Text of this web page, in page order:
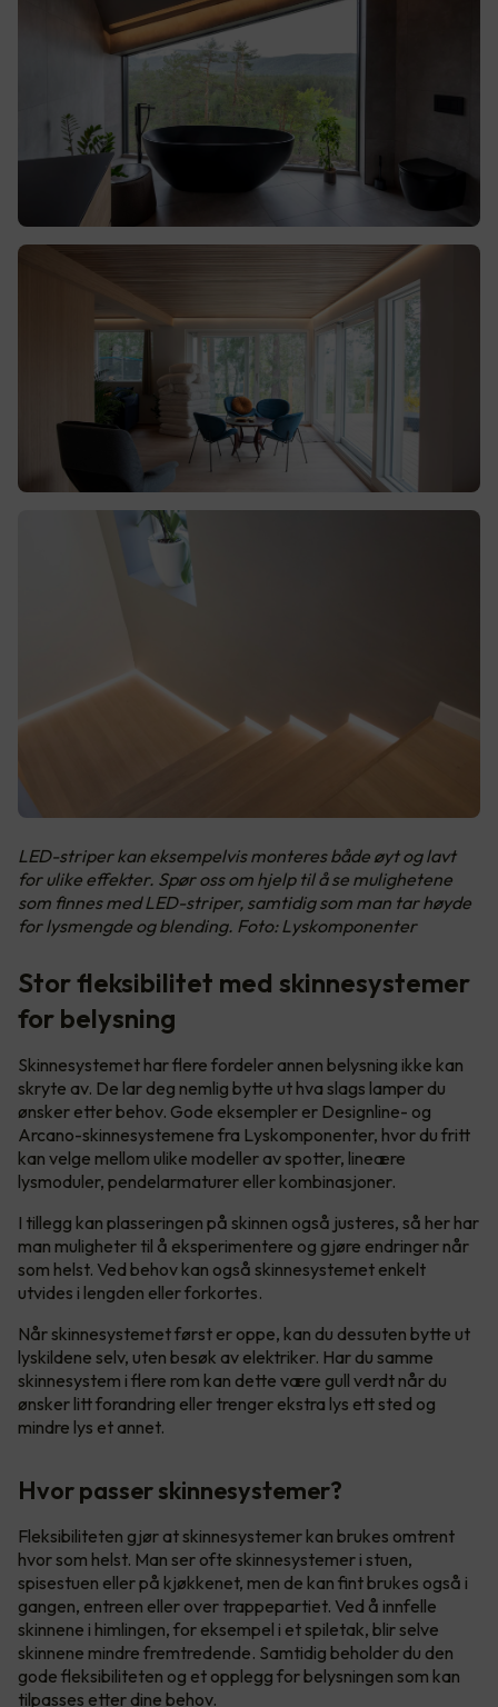
LED-striper kan eksempelvis monteres både øyt og lavt
for ulike effekter. Spør oss om hjelp til å se mulighetene
som finnes med LED-striper, samtidig som man tar høyde
for lysmengde og blending. Foto: Lyskomponenter
Stor fleksibilitet med skinnesystemer
for belysning
Skinnesystemet har flere fordeler annen belysning ikke kan
skryte av. De lar deg nemlig bytte ut hva slags lamper du
ønsker etter behov. Gode eksempler er Designline- og
Arcano-skinnesystemene fra Lyskomponenter, hvor du fritt
kan velge mellom ulike modeller av spotter, lineære
lysmoduler, pendelarmaturer eller kombinasjoner.
I tillegg kan plasseringen på skinnen også justeres, så her har
man muligheter til å eksperimentere og gjøre endringer når
som helst. Ved behov kan også skinnesystemet enkelt
utvides i lengden eller forkortes.
Når skinnesystemet først er oppe, kan du dessuten bytte ut
lyskildene selv, uten besøk av elektriker. Har du samme
skinnesystem i flere rom kan dette være gull verdt når du
ønsker litt forandring eller trenger ekstra lys ett sted og
mindre lys et annet.
Hvor passer skinnesystemer?
Fleksibiliteten gjør at skinnesystemer kan brukes omtrent
hvor som helst. Man ser ofte skinnesystemer i stuen,
spisestuen eller på kjøkkenet, men de kan fint brukes også i
gangen, entreen eller over trappepartiet. Ved å innfelle
skinnene i himlingen, for eksempel i et spiletak, blir selve
skinnene mindre fremtredende. Samtidig beholder du den
gode fleksibiliteten og et opplegg for belysningen som kan
tilpasses etter dine behov.